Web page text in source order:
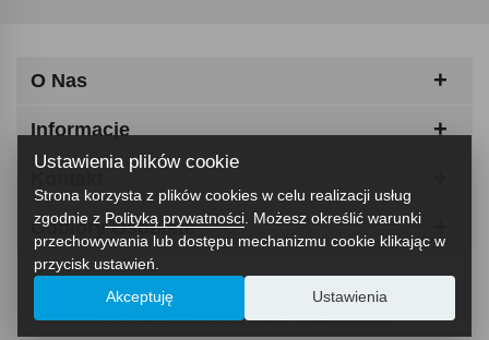
O Nas
Informacje
Odbiory Osobiste
ABCfitness - Siłownia I Sprzęt Fitness © 2026
Ustawienia plików cookie
Strona korzysta z plików cookies w celu realizacji usług
zgodnie z Polityką prywatności . Możesz określić warunki
przechowywania lub dostępu mechanizmu cookie klikając w
przycisk ustawień.
Akceptuję Ustawienia